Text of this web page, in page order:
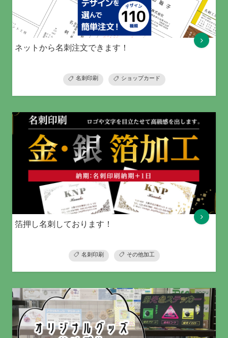
ネットから名刺注文できます！
名刺印刷 ショップカード
箔押し名刺しております！
名刺印刷 その他加工